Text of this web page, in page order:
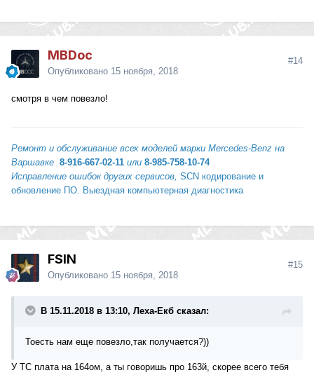
MBDoc
Опубликовано 15 ноября, 2018
#14
смотря в чем повезло!
Ремонт и обслуживание всех моделей марки Mercedes-Benz на
Варшавке 8-916-667-02-11 или 8-985-758-10-74
Исправление ошибок других сервисов, SCN кодирование и
обновление ПО. Выездная компьютерная диагностика
FSIN
Опубликовано 15 ноября, 2018
#15
В 15.11.2018 в 13:10, Леха-Екб сказал:
Тоесть нам еще повезло,так получается?))
У ТС плата на 164ом, а ты говоришь про 163й, скорее всего тебя